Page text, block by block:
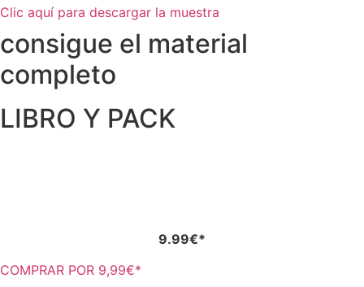
Clic aquí para descargar la muestra
consigue el material
completo
LIBRO Y PACK
9.99€*
COMPRAR POR 9,99€*